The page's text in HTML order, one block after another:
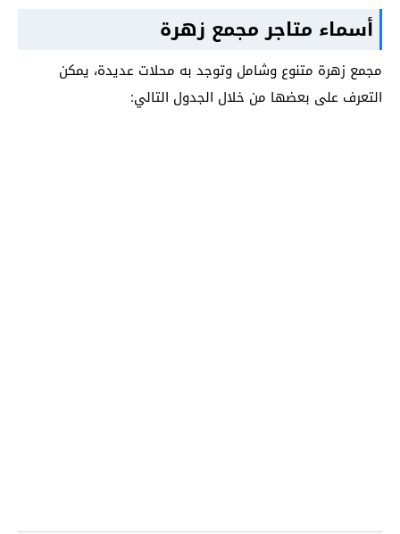
أسماء متاجر مجمع زهرة
مجمع زهرة متنوع وشامل وتوجد به محلات عديدة، يمكن
التعرف على بعضها من خلال الجدول التالي: